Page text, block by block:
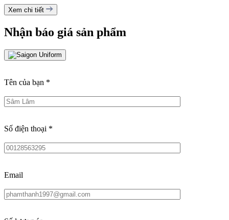
Xem chi tiết
Nhận báo giá sản phẩm
Tên của bạn *
Số điện thoại *
Email